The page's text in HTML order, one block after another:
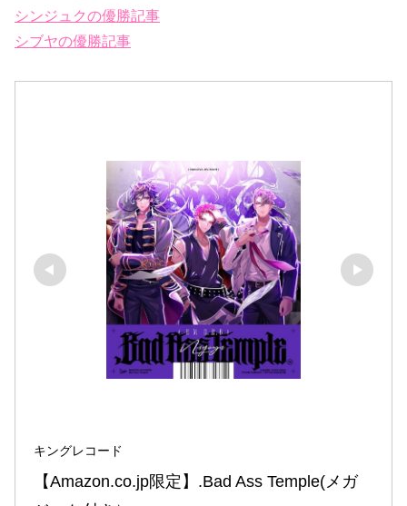
シンジュクの優勝記事
シブヤの優勝記事
キングレコード
【Amazon.co.jp限定】.Bad Ass Temple(メガ